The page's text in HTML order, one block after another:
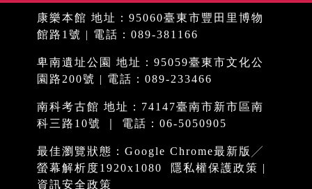
康樂本館 地址：95060臺東市豐田里博物
館路1號 | 電話：089-381166
卑南遺址公園 地址：95059臺東市文化公
園路200號 | 電話：089-233466
南科考古館 地址：74147臺南市新市區南
科三路10號 ｜ 電話：06-5050905
最佳瀏覽狀態：Google Chrome最新版╱
螢幕解析度1920x1080
隱私權保護政策 |
資訊安全政策